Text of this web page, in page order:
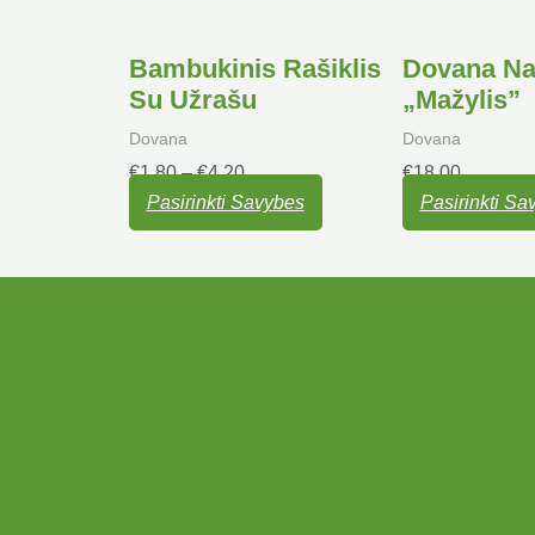
Bambukinis Rašiklis
Su Užrašu
Dovana
€1.80 – €4.20
Pasirinkti Savybes
the
product
page
Dovana
„Mažylis”
Dovana
€18.00
Pasirinkti
the
product
page